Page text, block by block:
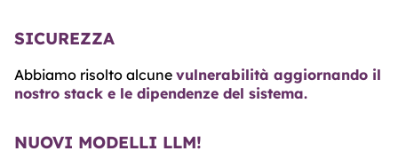
SICUREZZA
Abbiamo risolto alcune vulnerabilità aggiornando il
nostro stack e le dipendenze del sistema.
NUOVI MODELLI LLM!